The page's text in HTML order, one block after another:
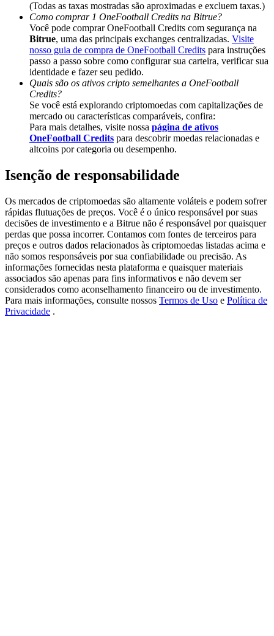
BTC Welcome Rewards
Deposit & Trade BTC to Share 25000 USDT prize pool!
Deposit CASHCAT & Win
Share 500000 CASHCAT prize pool
Exclusive for BitMart Users
Register & Trade to Win 500,000 USDT
Precious Metals Trading Carnival
Trade Gold & Silver · 33,333 USDT Bonus
(Todas as taxas mostradas são aproximadas e excluem taxas.)
Como comprar 1 OneFootball Credits na Bitrue?
Você pode comprar OneFootball Credits com segurança na
Bitrue, uma das principais exchanges centralizadas. Visite
nosso guia de compra de OneFootball Credits para instruções
passo a passo sobre como configurar sua carteira, verificar sua
identidade e fazer seu pedido.
Quais são os ativos cripto semelhantes a OneFootball
Credits?
Se você está explorando criptomoedas com capitalizações de
mercado ou características comparáveis, confira:
Para mais detalhes, visite nossa página de ativos
OneFootball Credits para descobrir moedas relacionadas e
altcoins por categoria ou desempenho.
Isenção de responsabilidade
Os mercados de criptomoedas são altamente voláteis e podem sofrer
rápidas flutuações de preços. Você é o único responsável por suas
decisões de investimento e a Bitrue não é responsável por quaisquer
perdas que possa incorrer. Contamos com fontes de terceiros para
preços e outros dados relacionados às criptomoedas listadas acima e
não somos responsáveis por sua confiabilidade ou precisão. As
informações fornecidas nesta plataforma e quaisquer materiais
associados são apenas para fins informativos e não devem ser
considerados como aconselhamento financeiro ou de investimento.
Para mais informações, consulte nossos Termos de Uso e Política de
Privacidade .